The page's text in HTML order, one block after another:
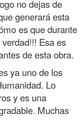
no dejas de
generará esta
es que durante
Esa es
de esta obra.
ya uno de los
Lo
y es una
Muchas